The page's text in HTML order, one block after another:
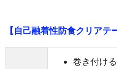
【自己融着性防食クリア
巻き付け